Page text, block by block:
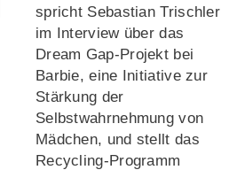
spricht Sebastian Trischler
im Interview über das
Dream Gap-Projekt bei
Barbie, eine Initiative zur
Stärkung der
Selbstwahrnehmung von
Mädchen, und stellt das
Recycling-Programm